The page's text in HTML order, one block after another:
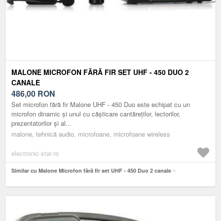
MALONE MICROFON FĂRĂ FIR SET UHF - 450 DUO 2
CANALE
486,00 RON
Set microfon fără fir Malone UHF - 450 Duo este echipat cu un
microfon dinamic și unul cu cășticare cantăreților, lectorilor,
prezentatorilor și al...
malone, tehnică audio, microfoane, microfoane wireless
electronic-star.ro
Similar cu Malone Microfon fără fir set UHF - 450 Duo 2 canale